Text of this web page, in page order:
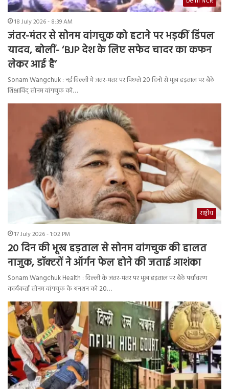
18 July 2026 - 8:39 AM
जंतर-मंतर से सोनम वांगचुक को हटाने पर भड़कीं डिंपल
यादव, बोलीं- ‘BJP देश के लिए सफेद चादर का कफन
लेकर आई है’
Sonam Wangchuk : नई दिल्ली में जंतर-मंतर पर पिछले 20 दिनों से भूख हड़ताल पर बैठे
शिक्षाविद् सोनम वांगचुक को…
राष्ट्रीय
17 July 2026 - 1:02 PM
20 दिन की भूख हड़ताल से सोनम वांगचुक की हालत
नाजुक, डॉक्टरों ने ऑर्गन फेल होने की जताई आशंका
Sonam Wangchuk Health : दिल्ली के जंतर-मंतर पर भूख हड़ताल पर बैठे पर्यावरण
कार्यकर्ता सोनम वांगचुक के अनशन को 20…